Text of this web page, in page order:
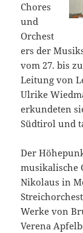
Chores
und
Orchest
ers der
vom 27. bis
Leitung von
Ulrike
erkundeten
Südtirol und
Der
musikalische
Nikolaus in
Werke von
Verena